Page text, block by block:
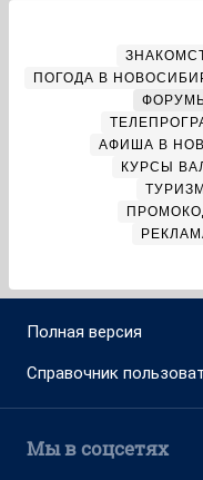
ПОГОДА В
АФИША В
КУРСЫ
Полная версия
Справочник
Мы в соцсетях